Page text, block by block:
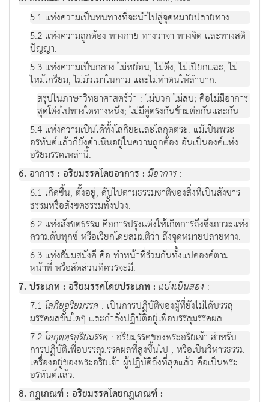
5.1 แห่งความเป็นหนทางที่จะนำไปสู่จุดหมายปลายทาง.
5.2 แห่งความถูกต้อง ทางกาย ทางวาจา ทางจิต และทางสติ
ปัญญา.
5.3 แห่งความเป็นกลาง ไม่หย่อน, ไม่ตึง, ไม่เปียกแฉะ, ไม่
ไหม้เกรียม, ไม่มัวเมาในกาม และไม่ทำตนให้ลำบาก.
สรุปในภาษาวิทยาศาสตร์ว่า : ไม่บวก ไม่ลบ; คือไม่มีอาการ
สุดโต่งไปทางใดทางหนึ่ง; ไม่มีคู่ตรงกันข้ามต่อกันและกัน.
5.4 แห่งความเป็นได้ทั้งโลกิยะและโลกุตตระ. แม้เป็นพระ
อรหันต์แล้วก็ยังดำเนินอยู่ในความถูกต้อง อันเป็นองค์แห่ง
อริยมรรคเหล่านี้.
6. อาการ : อริยมรรคโดยอาการ : มีอาการ:
6.1 เกิดขึ้น, ตั้งอยู่, ดับไปตามธรรมชาติของสิ่งที่เป็นสังขาร
ธรรมหรือสังขตธรรมทั้งปวง.
6.2 แห่งสังขตธรรม คือการปรุงแต่งให้เกิดการถึงซึ่งภาวะแห่ง
ความดับทุกข์ หรือเรียกโดยสมมติว่า ถึงจุดหมายปลายทาง.
6.3 แห่งธัมมสมังคี คือ ทำหน้าที่ร่วมกันทั้งแปดองค์ตาม
หน้าที่ หรือสัดส่วนที่ควรจะมี.
7. ประเภท : อริยมรรคโดยประเภท : แบ่งเป็นสอง :
7.1 โลกิยอริยมรรค : เป็นการปฏิบัติของผู้ที่ยังไม่ได้บรรลุ
มรรคผลขั้นใดๆ และกำลังปฏิบัติอยู่เพื่อบรรลุมรรคผล.
7.2 โลกุตตรอริยมรรค : อริยมรรคของพระอริยเจ้า สำหรับ
การปฏิบัติเพื่อบรรลุมรรคผลที่สูงขึ้นไป ; หรือเป็นวิหารธรรม
เครื่องอยู่ของพระอริยเจ้า ผู้ปฏิบัติถึงที่สุดแล้ว คือเป็นพระ
อรหันต์แล้ว.
8. กฎเกณฑ์ : อริยมรรคโดยกฎเกณฑ์ :